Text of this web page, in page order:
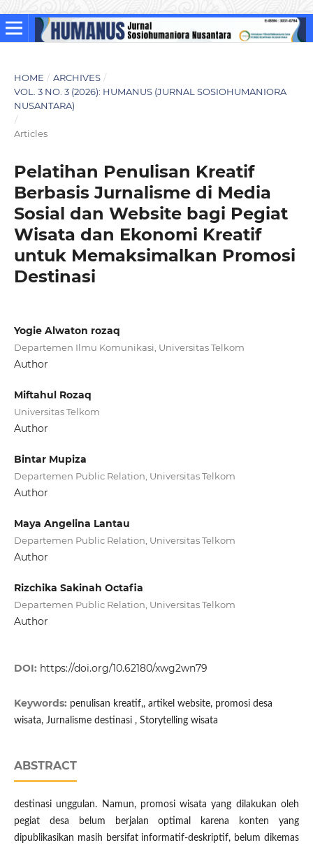
HOME / ARCHIVES /
VOL. 3 NO. 3 (2026): HUMANUS (JURNAL SOSIOHUMANIORA
NUSANTARA)
/
Articles
Pelatihan Penulisan Kreatif
Berbasis Jurnalisme di Media
Sosial dan Website bagi Pegiat
Wisata dan Ekonomi Kreatif
untuk Memaksimalkan Promosi
Destinasi
Yogie Alwaton rozaq
Departemen Ilmu Komunikasi, Universitas Telkom
Author
Miftahul Rozaq
Universitas Telkom
Author
Bintar Mupiza
Departemen Public Relation, Universitas Telkom
Author
Maya Angelina Lantau
Departemen Public Relation, Universitas Telkom
Author
Rizchika Sakinah Octafia
Departemen Public Relation, Universitas Telkom
Author
DOI: https://doi.org/10.62180/xwg2wn79
Keywords: penulisan kreatif,, artikel website, promosi desa
wisata, Jurnalisme destinasi , Storytelling wisata
ABSTRACT
destinasi unggulan. Namun, promosi wisata yang dilakukan oleh
pegiat desa belum berjalan optimal karena konten yang
dipublikasikan masih bersifat informatif-deskriptif, belum dikemas